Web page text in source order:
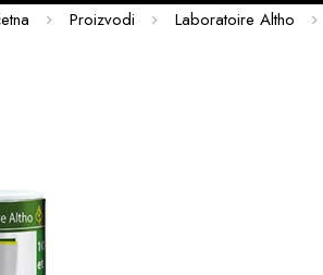
Proizvodi Laboratoire Altho